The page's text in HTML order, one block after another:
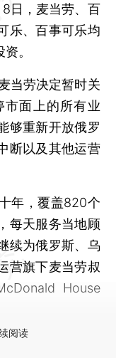
日，麦当劳、百
乐、百事可乐均
。
劳决定暂时关
市面上的所有业
够重新开放俄罗
断以及其他运营
年，覆盖820个
每天服务当地顾
续为俄罗斯、乌
营旗下麦当劳叔
House
阅读